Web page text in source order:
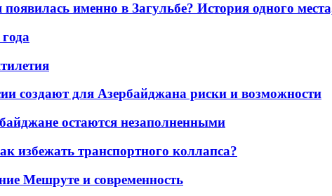
именно в Загульбе? История одного
создают для Азербайджана риски и возможности
остаются незаполненными
избежать транспортного коллапса?
Мешруте и современность